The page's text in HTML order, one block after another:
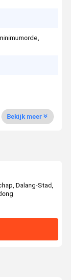
Bekijk meer
Dalang-Stad,